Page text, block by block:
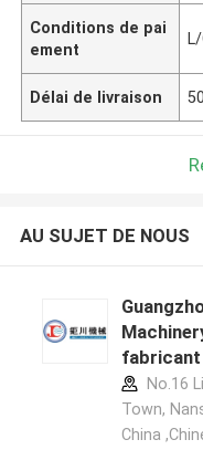
Conditions de pai
ement
Délai de livraison
AU SUJET DE NOUS
fabricant
No.16
Town,
China